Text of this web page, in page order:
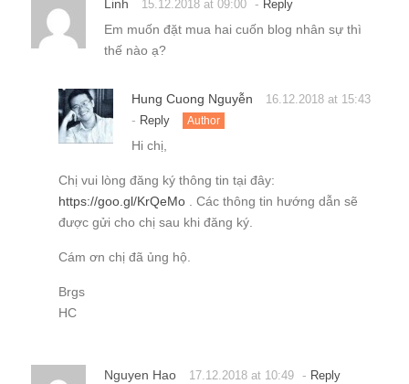
Linh 15.12.2018 at 09:00 - Reply
Em muốn đặt mua hai cuốn blog nhân sự thì
thế nào ạ?
Hung Cuong Nguyễn 16.12.2018 at 15:43
- Reply Author
Hi chị,
Chị vui lòng đăng ký thông tin tại đây:
https://goo.gl/KrQeMo . Các thông tin hướng dẫn sẽ
được gửi cho chị sau khi đăng ký.
Cám ơn chị đã ủng hộ.
Brgs
HC
Nguyen Hao 17.12.2018 at 10:49 - Reply